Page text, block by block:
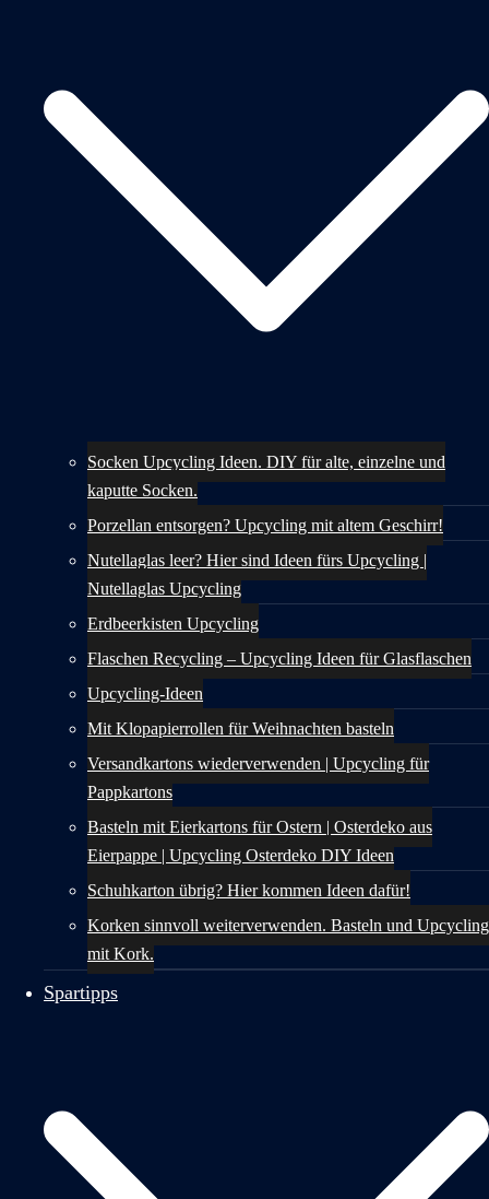
Socken Upcycling Ideen. DIY für alte, einzelne und
kaputte Socken.
Porzellan entsorgen? Upcycling mit altem Geschirr!
Nutellaglas leer? Hier sind Ideen fürs Upcycling |
Nutellaglas Upcycling
Erdbeerkisten Upcycling
Flaschen Recycling – Upcycling Ideen für Glasflaschen
Upcycling-Ideen
Mit Klopapierrollen für Weihnachten basteln
Versandkartons wiederverwenden | Upcycling für
Pappkartons
Basteln mit Eierkartons für Ostern | Osterdeko aus
Eierpappe | Upcycling Osterdeko DIY Ideen
Schuhkarton übrig? Hier kommen Ideen dafür!
Korken sinnvoll weiterverwenden. Basteln und Upcycling
mit Kork.
Spartipps